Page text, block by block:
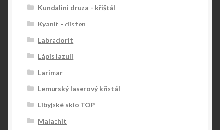
Kundalini druza - křištál
Kyanit - disten
Labradorit
Lápis lazuli
Larimar
Lemurský laserový křistál
Libyjské sklo TOP
Malachit